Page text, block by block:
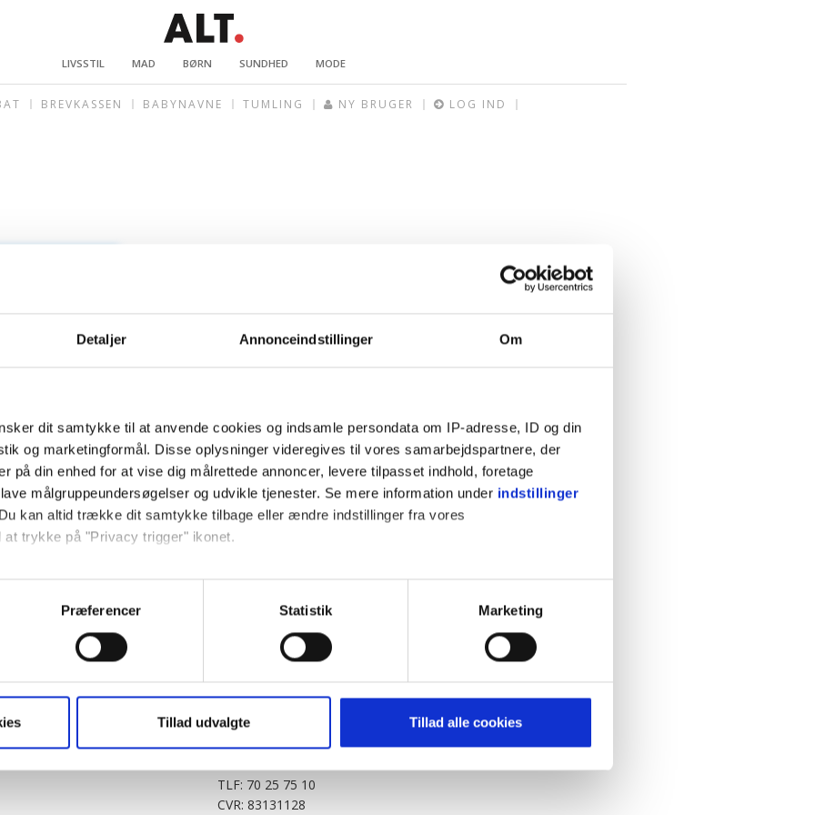
Detaljer Annonceindstillinger Om
dit samtykke til at anvende cookies og indsamle persondata om IP-adresse, ID og din
og marketingformål. Disse oplysninger videregives til vores samarbejdspartnere, der
på din enhed for at vise dig målrettede annoncer, levere tilpasset indhold, foretage
målgruppeundersøgelser og udvikle tjenester. Se mere information under indstillinger
kan altid trække dit samtykke tilbage eller ændre indstillinger fra vores
at trykke på "Privacy trigger" ikonet.
gerne:
om din placering, der kan være nøjagtig inden for få meter
baseret på en scanning af dens unikke karakteristika (fingerprinting)
må bruge egne cookies og cookies fra tredjeparter til at optimere dit besøg på vores
generere statistik og huske dine præferencer samt til brug for markedsføring, så vi
tilbage. Du skal være opmærksom på, at vores hjemmeside muligvis ikke fungerer
cookies eller tilbagetrækker et samtykke. Du kan læse mere om vores brug af cookies
Præferencer Statistik Marketing
Tillad udvalgte Tillad alle cookies
LIVSSTIL MAD BØRN SUNDHED MODE
BREVKASSEN BABYNAVNE TUMLING NY BRUGER LOG IND
KitchenOne.dk
Jollyroom.dk
Outnorth.dk
Klikk.no
Alt.dk
Realityportalen.dk
Cookiepolitik
Privatlivspolitik
BABY.DK
Story House Egmont A/S
Strødamvej 46
TLF: 70 25 75 10
CVR: 83131128